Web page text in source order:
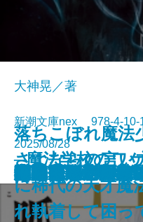
厳島
伊勢大名の関ヶ
筋肉と脂肪 身
マイブック
ネバーランド
ビッグ・バウン
穢れなき者へ
鬼の花婿 幽世
さよならの言い
い。10
蜘蛛屋敷の殺人
大神晃／著
新潮文庫nex 978-4-
2025/08/28
龍ノ国幻想8 呱
闇抜け─密命船
悲鳴
審議官─隠蔽捜
定形外郵便
小説作法の奥義
ファウンテンブ
磔の地
眠れるアンナ・
落ちこぼれ魔法
─魔法学校のワ
に稀代の天才魔
れ執着して困っ